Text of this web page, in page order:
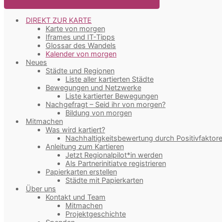
DIREKT ZUR KARTE
Karte von morgen
Iframes und IT-Tipps
Glossar des Wandels
Kalender von morgen
Neues
Städte und Regionen
Liste aller kartierten Städte
Bewegungen und Netzwerke
Liste kartierter Bewegungen
Nachgefragt – Seid ihr von morgen?
Bildung von morgen
Mitmachen
Was wird kartiert?
Nachhaltigkeitsbewertung durch
Anleitung zum Kartieren
Jetzt Regionalpilot*in werden
Als Partnerinitiatve registrieren
Papierkarten erstellen
Städte mit Papierkarten
Über uns
Kontakt und Team
Mitmachen
Projektgeschichte